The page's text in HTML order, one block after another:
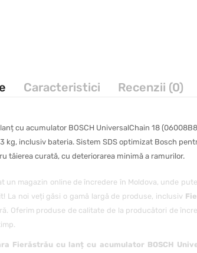
Caracteristici Recenzii (0)
cu acumulator BOSCH UniversalChain 18
kg, inclusiv bateria. Sistem SDS optimizat Bosch
tăierea curată, cu deteriorarea minimă a ramurilor.
un magazin online de încredere în Moldova, unde
La noi veți găsi o gamă largă de produse, inclusiv
Oferim produse de calitate de la producători de
Fierăstrău cu lanț cu acumulator BOSCH